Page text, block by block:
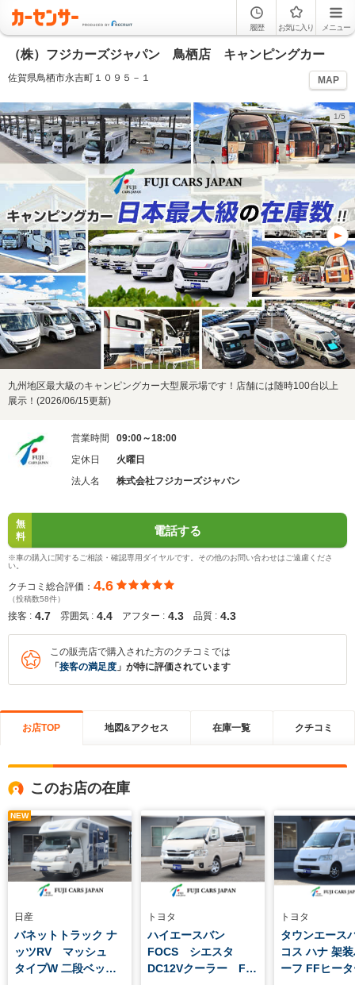
履歴 お気に入り メニュー
（株）フジカーズジャパン 鳥栖店 キャンピングカー
佐賀県鳥栖市永吉町１０９５－１ MAP
1/5
九州地区最大級のキャンピングカー大型展示場です！店舗には随時100台以上
展示！(2026/06/15更新)
営業時間
09:00～18:00
定休日
火曜日
法人名
株式会社フジカーズジャパン
無
料
電話する
※車の購入に関するご相談・確認専用ダイヤルです。その他のお問い合わせはご遠慮くださ
い。
クチコミ総合評価： 4.6
（投稿数58件）
接客 : 4.7 雰囲気 : 4.4 アフター : 4.3 品質 : 4.3
この販売店で購入された方のクチコミでは
「 接客の満足度 」が特に評価されています
お店TOP 地図&アクセス 在庫一覧 クチコミ
このお店の在庫
NEW
日産
バネットトラック ナ
ッツRV マッシュ
タイプW 二段ベッ
トヨタ
ハイエースバン
FOCS シエスタ
DC12Vクーラー FF
トヨタ
タウンエース
コス ハナ 架
ーフ FFヒー